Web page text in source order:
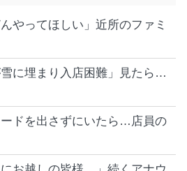
やってほしい」近所のファミ
に埋まり入店困難」見たら…
ドを出さずにいたら…店員の